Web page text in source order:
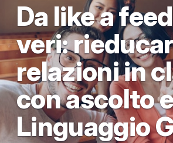
Da like a
veri:
relazioni in
con ascolto
Linguaggio